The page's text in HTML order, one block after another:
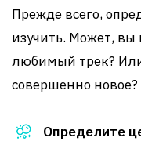
Прежде всего,
изучить. Может, вы
любимый трек? Или
совершенно новое?
Определите